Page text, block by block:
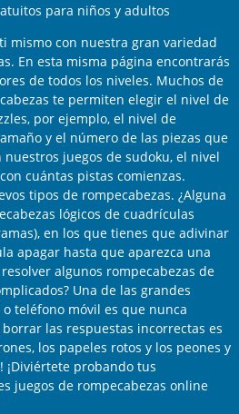
para niños y adultos
mismo con nuestra gran variedad
En esta misma página encontrarás
de todos los niveles. Muchos de
te permiten elegir el nivel de
por ejemplo, el nivel de
y el número de las piezas que
juegos de sudoku, el nivel
cuántas pistas comienzas.
tipos de rompecabezas. ¿Alguna
lógicos de cuadrículas
en los que tienes que adivinar
apagar hasta que aparezca una
algunos rompecabezas de
Una de las grandes
teléfono móvil es que nunca
las respuestas incorrectas es
los papeles rotos y los peones y
¡Diviértete probando tus
juegos de rompecabezas online